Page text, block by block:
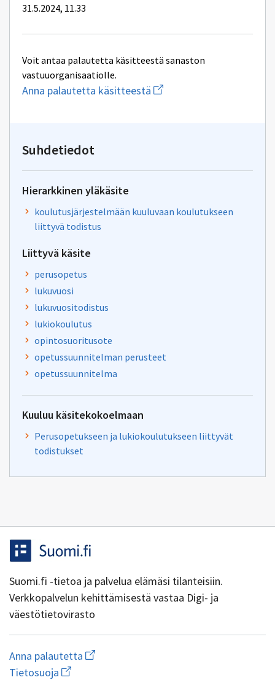
31.5.2024, 11.33
Voit antaa palautetta käsitteestä sanaston
vastuuorganisaatiolle.
Anna palautetta käsitteestä Aloita
uuden
Suhdetiedot
Hierarkkinen yläkäsite
koulutusjärjestelmään kuuluvaan koulutukseen
liittyvä todistus
Liittyvä käsite
perusopetus
lukuvuosi
lukuvuositodistus
lukiokoulutus
opintosuoritusote
opetussuunnitelman perusteet
opetussuunnitelma
Kuuluu käsitekokoelmaan
Perusopetukseen ja lukiokoulutukseen liittyvät
todistukset
Suomi.fi -tietoa ja palvelua elämäsi tilanteisiin.
Verkkopalvelun kehittämisestä vastaa Digi- ja
väestötietovirasto
Anna palautetta Aloita
uuden
Tietosuoja Avaa